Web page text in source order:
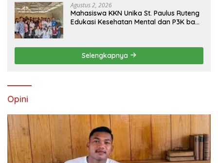
Agustus 2, 2026
Mahasiswa KKN Unika St. Paulus Ruteng
Edukasi Kesehatan Mental dan P3K bagi
Selengkapnya
Opini